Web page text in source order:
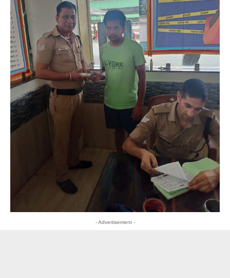
- Advertisement -